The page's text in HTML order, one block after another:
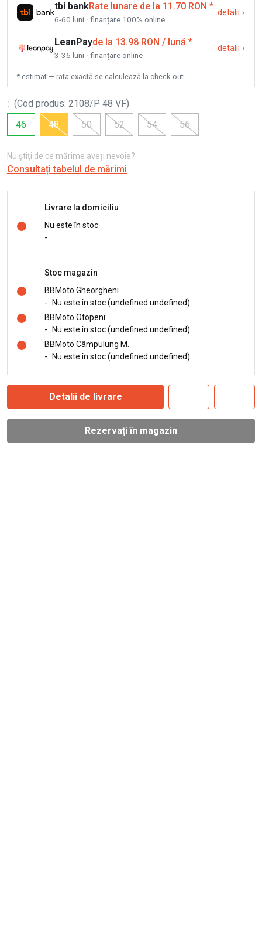
tbi bankRate lunare de la 11.70 RON *
6-60 luni · finanțare 100% online
detalii ›
LeanPayde la 13.98 RON / lună *
3-36 luni · finanțare online
detalii ›
* estimat — rata exactă se calculează la check-out
: (Cod produs: 2108/P 48 VF)
46
48 50 52 54 56
Nu știți de ce mărime aveți nevoie?
Consultați tabelul de mărimi
Livrare la domiciliu
Nu este în stoc
-
Stoc magazin
BBMoto Gheorgheni
-
Nu este în stoc (undefined undefined)
BBMoto Otopeni
-
Nu este în stoc (undefined undefined)
BBMoto Câmpulung M.
-
Nu este în stoc (undefined undefined)
Detalii de livrare
Rezervați în magazin